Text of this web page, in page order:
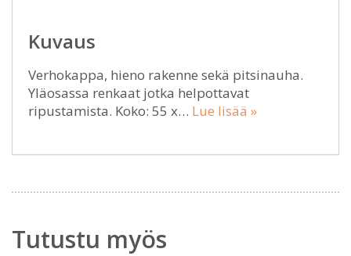
Kuvaus
Verhokappa, hieno rakenne sekä pitsinauha.
Yläosassa renkaat jotka helpottavat
ripustamista. Koko: 55 x… Lue lisää »
Tutustu myös